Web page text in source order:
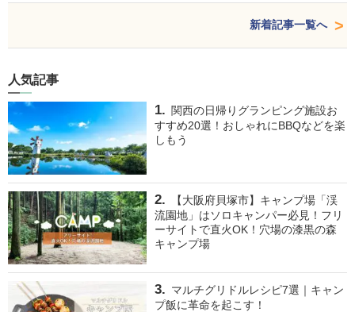
新着記事一覧へ
人気記事
関西の日帰りグランピング施設お
すすめ20選！おしゃれにBBQなどを楽
しもう
【大阪府貝塚市】キャンプ場「渓
流園地」はソロキャンパー必見！フリ
ーサイトで直火OK！穴場の漆黒の森
キャンプ場
マルチグリドルレシピ7選｜キャン
プ飯に革命を起こす！